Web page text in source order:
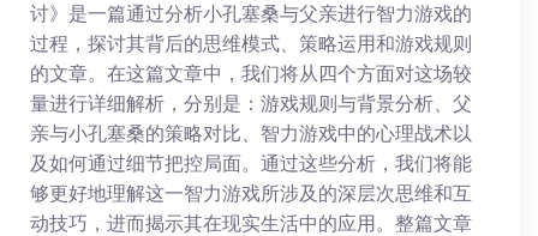
讨》是一篇通过分析小孔塞桑与父亲进行智力游戏的
过程，探讨其背后的思维模式、策略运用和游戏规则
的文章。在这篇文章中，我们将从四个方面对这场较
量进行详细解析，分别是：游戏规则与背景分析、父
亲与小孔塞桑的策略对比、智力游戏中的心理战术以
及如何通过细节把控局面。通过这些分析，我们将能
够更好地理解这一智力游戏所涉及的深层次思维和互
动技巧，进而揭示其在现实生活中的应用。整篇文章